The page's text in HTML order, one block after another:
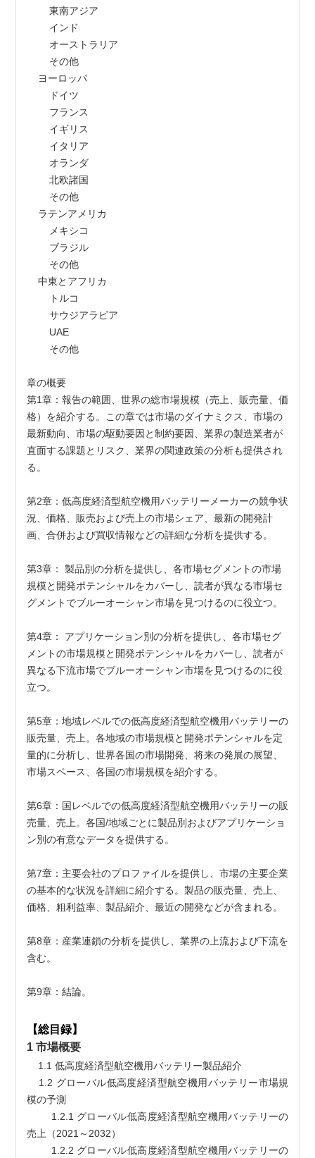
        東南アジア
        インド
        オーストラリア
        その他
    ヨーロッパ
        ドイツ
        フランス
        イギリス
        イタリア
        オランダ
        北欧諸国
        その他
    ラテンアメリカ
        メキシコ
        ブラジル
        その他
    中東とアフリカ
        トルコ
        サウジアラビア
        UAE
        その他
章の概要
第1章：報告の範囲、世界の総市場規模（売上、販売量、価
格）を紹介する。この章では市場のダイナミクス、市場の
最新動向、市場の駆動要因と制約要因、業界の製造業者が
直面する課題とリスク、業界の関連政策の分析も提供され
る。
第2章：低高度経済型航空機用バッテリーメーカーの競争状
況、価格、販売および売上の市場シェア、最新の開発計
画、合併および買収情報などの詳細な分析を提供する。
第3章： 製品別の分析を提供し、各市場セグメントの市場
規模と開発ポテンシャルをカバーし、読者が異なる市場セ
グメントでブルーオーシャン市場を見つけるのに役立つ。
第4章： アプリケーション別の分析を提供し、各市場セグ
メントの市場規模と開発ポテンシャルをカバーし、読者が
異なる下流市場でブルーオーシャン市場を見つけるのに役
立つ。
第5章：地域レベルでの低高度経済型航空機用バッテリーの
販売量、売上。各地域の市場規模と開発ポテンシャルを定
量的に分析し、世界各国の市場開発、将来の発展の展望、
市場スペース、各国の市場規模を紹介する。
第6章：国レベルでの低高度経済型航空機用バッテリーの販
売量、売上。各国/地域ごとに製品別およびアプリケーショ
ン別の有意なデータを提供する。
第7章：主要会社のプロファイルを提供し、市場の主要企業
の基本的な状況を詳細に紹介する。製品の販売量、売上、
価格、粗利益率、製品紹介、最近の開発などが含まれる。
第8章：産業連鎖の分析を提供し、業界の上流および下流を
含む。
第9章：結論。
【総目録】
1 市場概要
    1.1 低高度経済型航空機用バッテリー製品紹介
模の予測
売上（2021～2032）